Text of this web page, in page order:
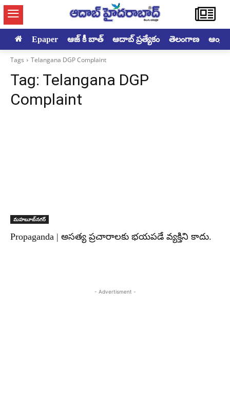
Epaper ఆజ్ కీ బాత్ ఆదాబ్ ప్రత్యేకం తెలంగాణ
Tags Telangana DGP Complaint
Tag: Telangana DGP
Complaint
మహబూబ్‌నగర్‌
Propaganda | అసత్య ప్రచారాలకు భయపడే వ్యక్తిని కాదు.
- Advertisment -